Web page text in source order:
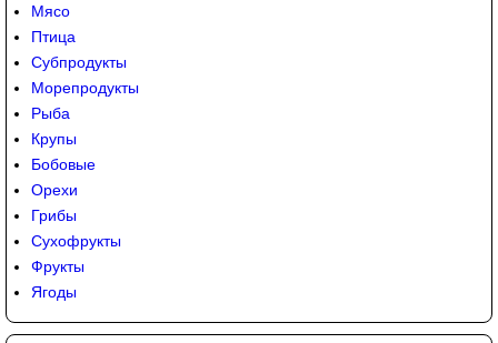
Мясо
Птица
Субпродукты
Морепродукты
Рыба
Крупы
Бобовые
Орехи
Грибы
Сухофрукты
Фрукты
Ягоды